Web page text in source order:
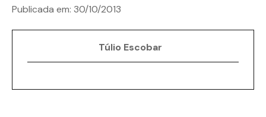
Publicada em: 30/10/2013
Túlio Escobar